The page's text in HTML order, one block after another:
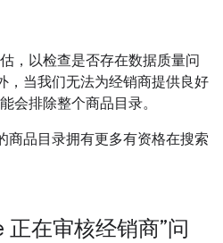
，以检查是否存在数据质量问
，当我们无法为经销商提供良好
会排除整个商品目录。
商品目录拥有更多有资格在搜索
在审核经销商”问